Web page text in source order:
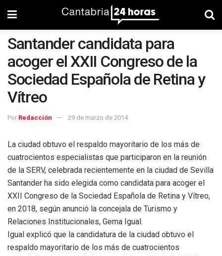
Santander candidata para
acoger el XXII Congreso de la
Sociedad Española de Retina y
Vítreo
Por Redacción 29 de marzo de 2014
La ciudad obtuvo el respaldo mayoritario de los más de
cuatrocientos especialistas que participaron en la reunión
de la SERV, celebrada recientemente en la ciudad de Sevilla
Santander ha sido elegida como candidata para acoger el
XXII Congreso de la Sociedad Española de Retina y Vítreo,
en 2018, según anunció la concejala de Turismo y
Relaciones Institucionales, Gema Igual.
Igual explicó que la candidatura de la ciudad obtuvo el
respaldo mayoritario de los más de cuatrocientos